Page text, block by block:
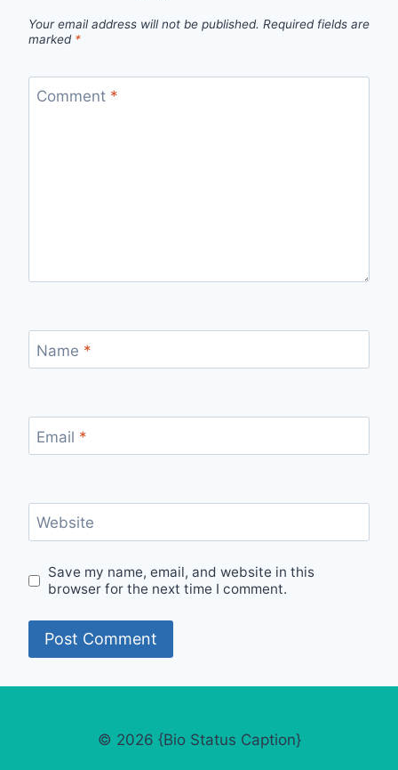
Your email address will not be published. Required fields are
marked *
Comment *
Name *
Email *
Website
Save my name, email, and website in this
browser for the next time I comment.
© 2026 {Bio Status Caption}